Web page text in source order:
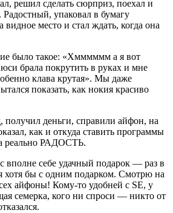
решил сделать сюрприз, поехал и
упаковал в бумагу
видное место и стал ждать, когда она
было такое: «Хмммммм а я вот
брала покрутить в руках и мне
клава крутая». Мы даже
показать, как нокия красиво
получил деньги, справили айфон, на
как и откуда ставить программы
реально РАДОСТЬ.
вполне себе удачный подарок — раз в
хотя бы с одним подарком. Смотрю на
айфоны! Кому-то удобней с SE, у
семерка, кого ни спроси — никто от